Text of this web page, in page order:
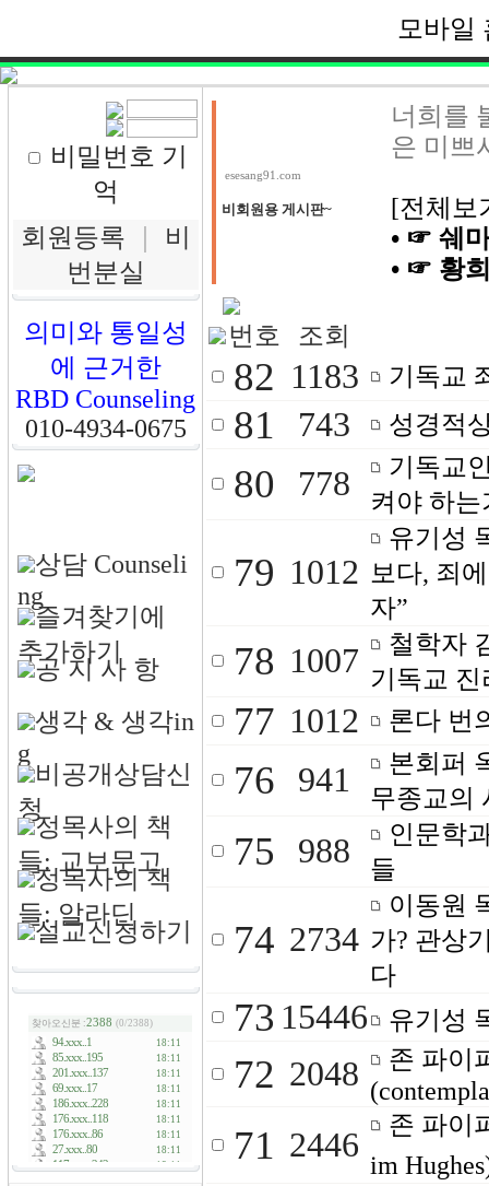
모바일
비밀번호 기
억
회원등록
비
번분실
의미와 통일성
에 근거한
RBD Counseling
010-4934-0675
상담 Counseli
ng
즐겨찾기에
추가하기
공 지 사 항
생각 & 생각in
g
비공개상담신
청
정목사의 책
들: 교보문고
정목사의 책
들: 알라딘
설교신청하기
esesang91.com
비회원용 게시판~
너희를
은 미쁘
[전체보
• ☞ 쉐
• ☞ 황
번호 조회
82 1183 기독교
81 743 성경적
80 778
기독교
켜야 하는
79 1012
유기성
보다, 죄
자”
78 1007
철학자
기독교 진
77 1012 론다 번
76 941
본회퍼
무종교의
75 988
인문학
들
74 2734
이동원
가? 관상
다
73 15446 유기성
72 2048
존 파이
71 2446
존 파이
im